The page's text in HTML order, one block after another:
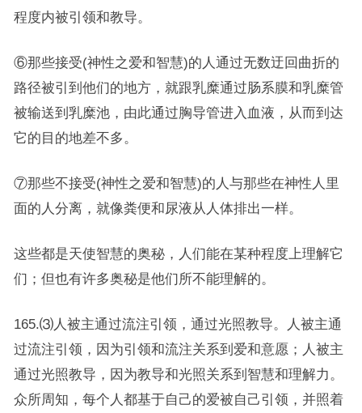
程度内被引领和教导。
⑥那些接受(神性之爱和智慧)的人通过无数迂回曲折的
路径被引到他们的地方，就跟乳糜通过肠系膜和乳糜管
被输送到乳糜池，由此通过胸导管进入血液，从而到达
它的目的地差不多。
⑦那些不接受(神性之爱和智慧)的人与那些在神性人里
面的人分离，就像粪便和尿液从人体排出一样。
这些都是天使智慧的奥秘，人们能在某种程度上理解它
们；但也有许多奥秘是他们所不能理解的。
165.⑶人被主通过流注引领，通过光照教导。人被主通
过流注引领，因为引领和流注关系到爱和意愿；人被主
通过光照教导，因为教导和光照关系到智慧和理解力。
众所周知，每个人都基于自己的爱被自己引领，并照着